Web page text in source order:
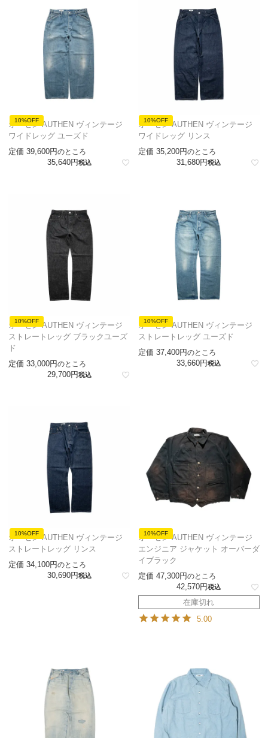
10%OFF
オーセン AUTHEN ヴィンテージ
ワイドレッグ ユーズド
定価 39,600 のところ
35,640 税込
10%OFF
オーセン AUTHEN ヴィンテージ
ワイドレッグ リンス
定価 35,200 のところ
31,680 税込
10%OFF
オーセン AUTHEN ヴィンテージ
ストレートレッグ ブラックユーズ
ド
定価 33,000 のところ
29,700 税込
10%OFF
オーセン AUTHEN ヴィンテージ
ストレートレッグ ユーズド
定価 37,400 のところ
33,660 税込
10%OFF
オーセン AUTHEN ヴィンテージ
ストレートレッグ リンス
定価 34,100 のところ
30,690 税込
10%OFF
オーセン AUTHEN ヴィンテージ
エンジニア ジャケット オーバーダ
イブラック
定価 47,300 のところ
42,570 税込
在庫切れ
5.00